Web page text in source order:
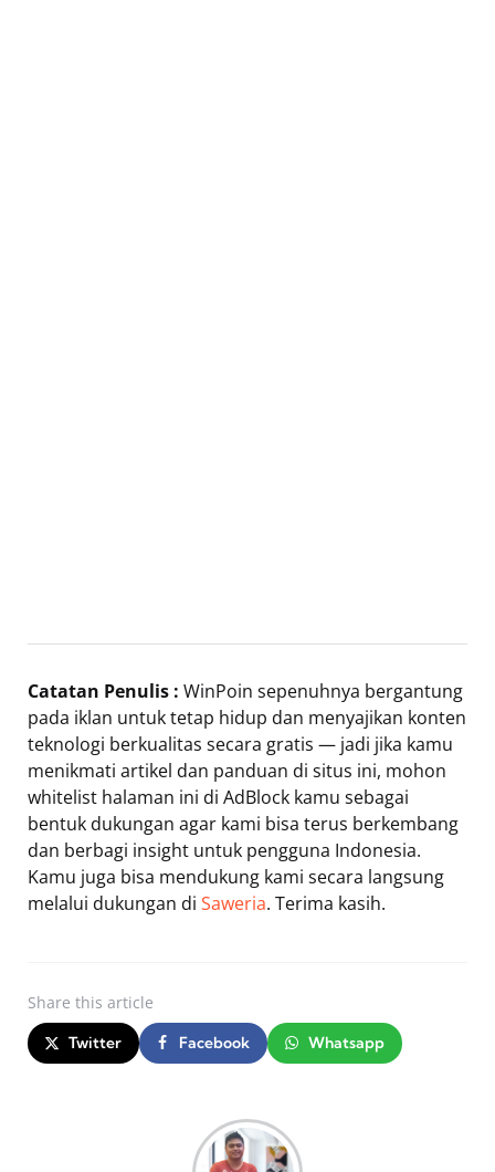
Catatan Penulis : WinPoin sepenuhnya bergantung
pada iklan untuk tetap hidup dan menyajikan konten
teknologi berkualitas secara gratis — jadi jika kamu
menikmati artikel dan panduan di situs ini, mohon
whitelist halaman ini di AdBlock kamu sebagai
bentuk dukungan agar kami bisa terus berkembang
dan berbagi insight untuk pengguna Indonesia.
Kamu juga bisa mendukung kami secara langsung
melalui dukungan di Saweria. Terima kasih.
Share this article
Twitter Facebook Whatsapp